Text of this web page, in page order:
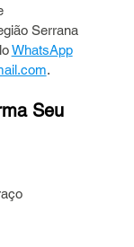
Serrana
WhatsApp
.
Seu